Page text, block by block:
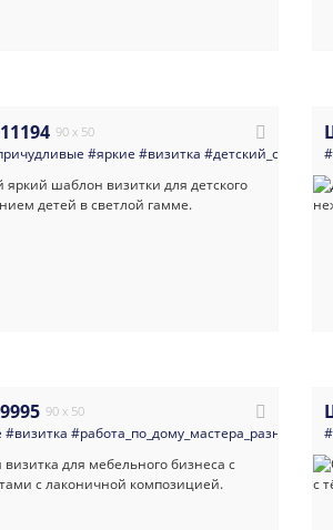
#минимализм #торт#светлые#кондитер
90 x 50
#яркие #визитка #детский_сад
#косметология#салоны_красоты
90 x 50
#визитка